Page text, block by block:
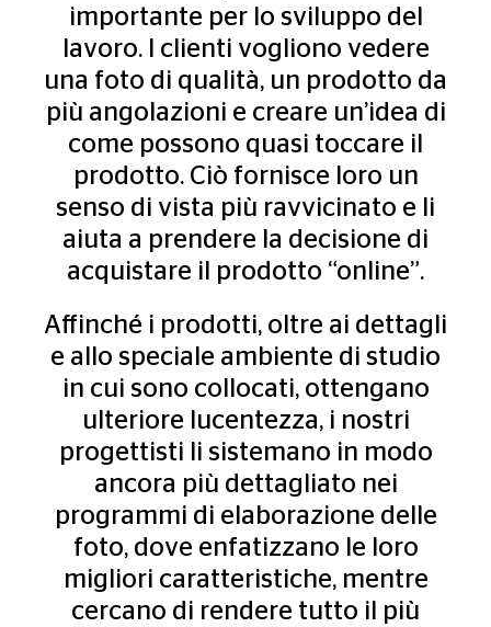
importante per lo sviluppo del
lavoro. I clienti vogliono vedere
una foto di qualità, un prodotto da
più angolazioni e creare un’idea di
come possono quasi toccare il
prodotto. Ciò fornisce loro un
senso di vista più ravvicinato e li
aiuta a prendere la decisione di
acquistare il prodotto “online”.
Affinché i prodotti, oltre ai dettagli
e allo speciale ambiente di studio
in cui sono collocati, ottengano
ulteriore lucentezza, i nostri
progettisti li sistemano in modo
ancora più dettagliato nei
programmi di elaborazione delle
foto, dove enfatizzano le loro
migliori caratteristiche, mentre
cercano di rendere tutto il più